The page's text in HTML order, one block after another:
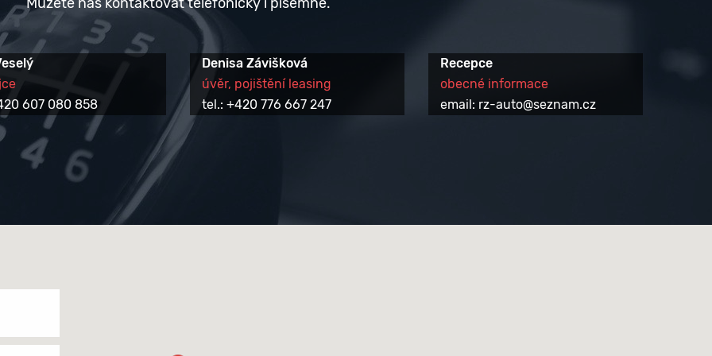
607 080 858
Denisa Závišková
úvěr, pojištění leasing
tel.: +420 776 667 247
Recepce
obecné informace
email: rz-auto@seznam.cz